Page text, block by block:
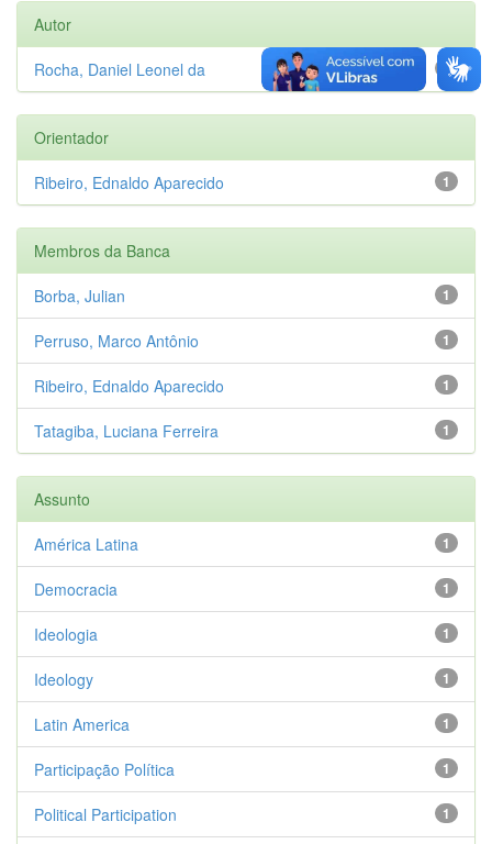
Autor
1
Rocha, Daniel Leonel da
Orientador
1
Ribeiro, Ednaldo Aparecido
Membros da Banca
1
Borba, Julian
1
Perruso, Marco Antônio
1
Ribeiro, Ednaldo Aparecido
1
Tatagiba, Luciana Ferreira
Assunto
1
América Latina
1
Democracia
1
Ideologia
1
Ideology
1
Latin America
1
Participação Política
1
Political Participation